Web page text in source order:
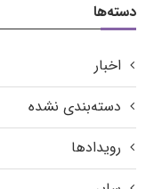
دسته‌ها
اخبار
دسته‌بندی نشده
رویدادها